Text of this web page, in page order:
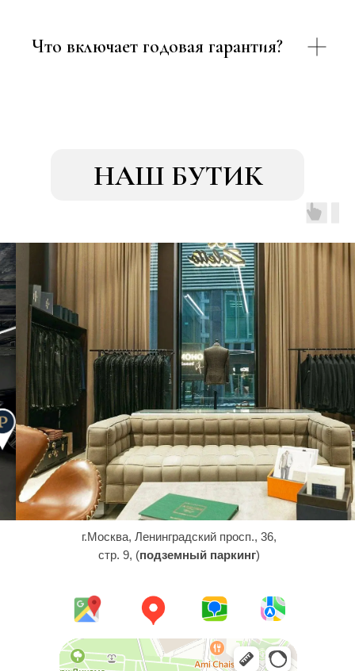
Что включает годовая гарантия?
НАШ БУТИК
г.Москва, Ленинградский просп., 36,
стр. 9, (подземный паркинг)